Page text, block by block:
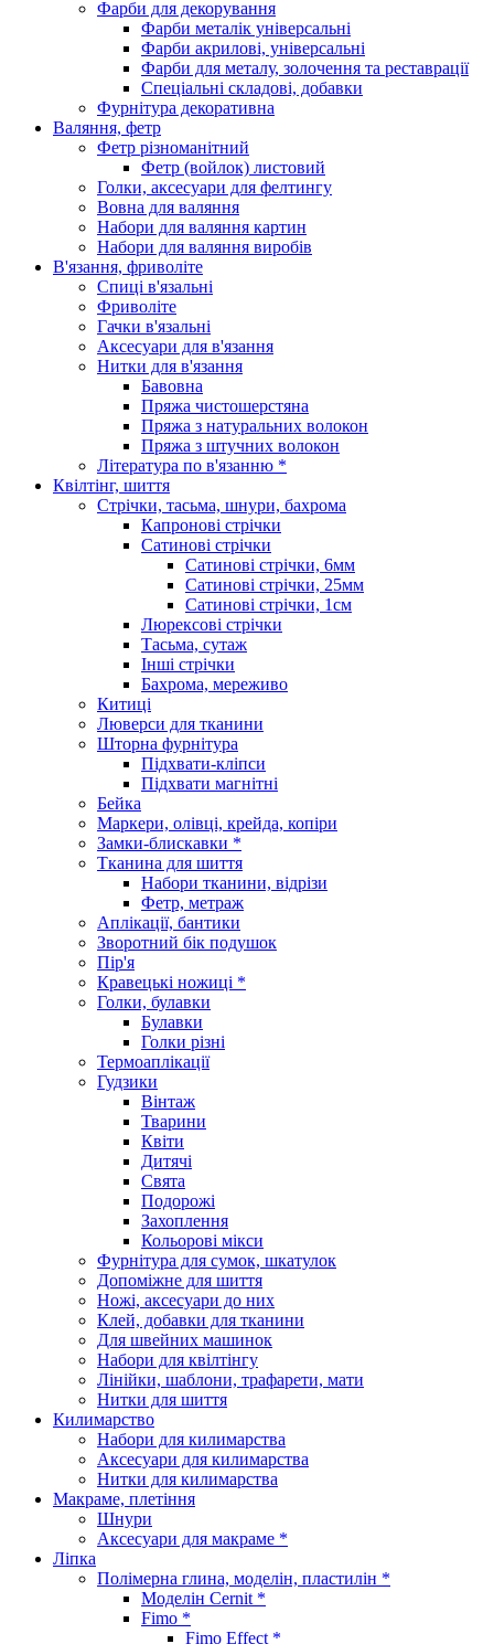
Фарби для декорування
Фарби металік універсальні
Фарби акрилові, універсальні
Фарби для металу, золочення та реставрації
Спеціальні складові, добавки
Фурнітура декоративна
Валяння, фетр
Фетр різноманітний
Фетр (войлок) листовий
Голки, аксесуари для фелтингу
Вовна для валяння
Набори для валяння картин
Набори для валяння виробів
В'язання, фриволіте
Спиці в'язальні
Фриволіте
Гачки в'язальні
Аксесуари для в'язання
Нитки для в'язання
Бавовна
Пряжа чистошерстяна
Пряжа з натуральних волокон
Пряжа з штучних волокон
Література по в'язанню *
Квілтінг, шиття
Стрічки, тасьма, шнури, бахрома
Капронові стрічки
Сатинові стрічки
Сатинові стрічки, 6мм
Сатинові стрічки, 25мм
Сатинові стрічки, 1см
Люрексові стрічки
Тасьма, сутаж
Інші стрічки
Бахрома, мереживо
Китиці
Люверси для тканини
Шторна фурнітура
Підхвати-кліпси
Підхвати магнітні
Бейка
Маркери, олівці, крейда, копіри
Замки-блискавки *
Тканина для шиття
Набори тканини, відрізи
Фетр, метраж
Аплікації, бантики
Зворотний бік подушок
Пір'я
Кравецькі ножиці *
Голки, булавки
Булавки
Голки різні
Термоаплікації
Гудзики
Вінтаж
Тварини
Квіти
Дитячі
Свята
Подорожі
Захоплення
Кольорові мікси
Фурнітура для сумок, шкатулок
Допоміжне для шиття
Ножі, аксесуари до них
Клей, добавки для тканини
Для швейних машинок
Набори для квілтінгу
Лінійки, шаблони, трафарети, мати
Нитки для шиття
Килимарство
Набори для килимарства
Аксесуари для килимарства
Нитки для килимарства
Макраме, плетіння
Шнури
Аксесуари для макраме *
Ліпка
Полімерна глина, моделін, пластилін *
Моделін Cernit *
Fimo *
Fimo Effect *